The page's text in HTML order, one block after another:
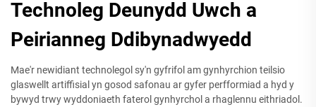
Technoleg Deunydd Uwch a
Peirianneg Ddibynadwyedd
Mae'r newidiant technolegol sy'n gyfrifol am gynhyrchion teilsio
glaswellt artiffisial yn gosod safonau ar gyfer perfformiad a hyd y
bywyd trwy wyddoniaeth faterol gynhyrchol a rhaglennu eithriadol.